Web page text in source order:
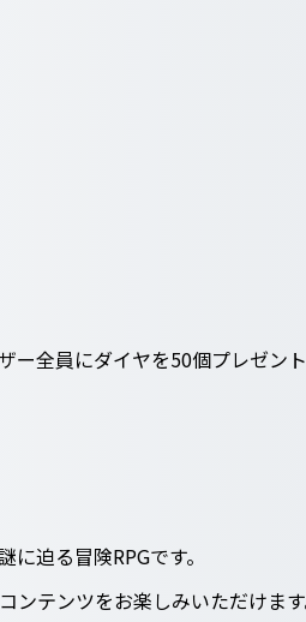
全員にダイヤを50個プレゼント
迫る冒険RPGです。
テンツをお楽しみいただけます